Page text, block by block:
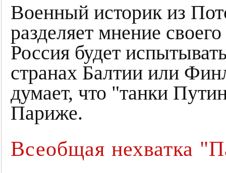
Военный историк из
разделяет мнение
Россия будет
странах Балтии или
думает, что "танки
Париже.
Всеобщая нехватка